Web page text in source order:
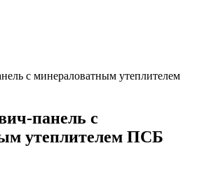
с минераловатным утеплителем
панель с
утеплителем ПСБ